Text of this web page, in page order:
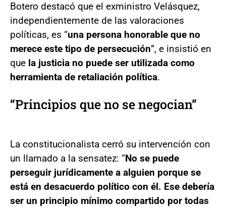
Botero destacó que el exministro Velásquez,
independientemente de las valoraciones
políticas, es “una persona honorable que no
merece este tipo de persecución”, e insistió en
que la justicia no puede ser utilizada como
herramienta de retaliación política.
“Principios que no se negocian”
La constitucionalista cerró su intervención con
un llamado a la sensatez: “No se puede
perseguir jurídicamente a alguien porque se
está en desacuerdo político con él. Ese debería
ser un principio mínimo compartido por todas